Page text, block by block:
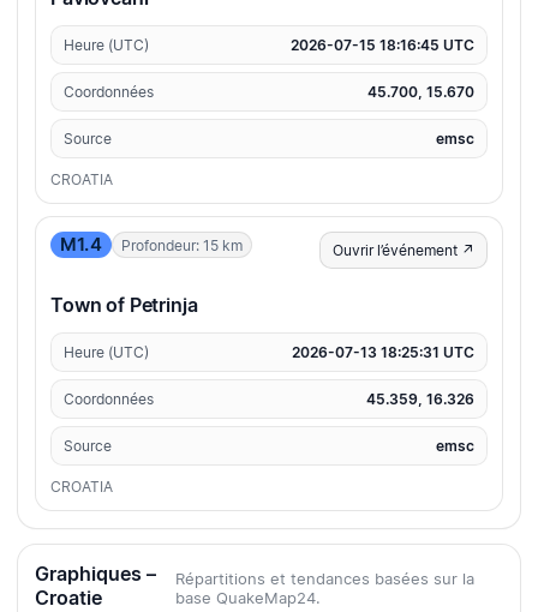
Heure (UTC) 2026-07-15 18:16:45 UTC
Coordonnées 45.700, 15.670
Source emsc
CROATIA
M1.4 Profondeur: 15 km Ouvrir l’événement ↗
Town of Petrinja
Heure (UTC) 2026-07-13 18:25:31 UTC
Coordonnées 45.359, 16.326
Source emsc
CROATIA
Graphiques –
Croatie
Répartitions et tendances basées sur la
base QuakeMap24.